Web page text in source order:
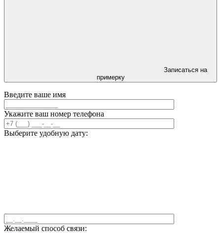
Записаться на
примерку
Введите ваше имя
Укажите ваш номер телефона
Выберите удобную дату:
Желаемый способ связи: